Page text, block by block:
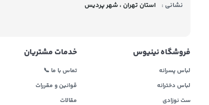
نشانی :
استان تهران ، شهر پردیس
فروشگاه نینیوس
لباس پسرانه
لباس دخترانه
ست نوزادی
خدمات مشتریان
تماس با ما 📞
قوانین و مقررات
مقالات